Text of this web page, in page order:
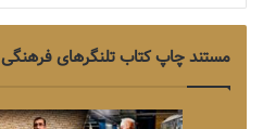
مستند چاپ کتاب تلنگرهای فرهنگی